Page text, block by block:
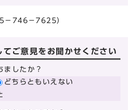
－746－7625）
てご意見をお聞かせください
ましたか？
どちらともいえない